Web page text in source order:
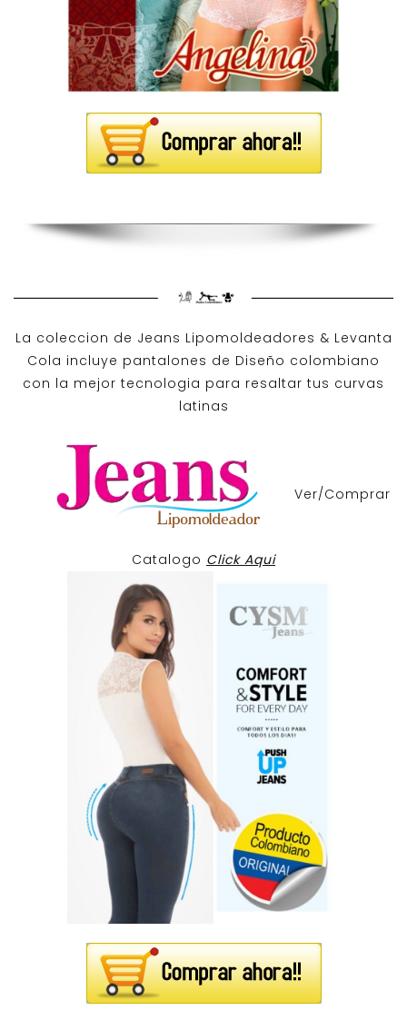
La coleccion de Jeans Lipomoldeadores & Levanta
Cola incluye pantalones de Diseño colombiano
con la mejor tecnologia para resaltar tus curvas
latinas
Ver/Comprar
Catalogo Click Aqui